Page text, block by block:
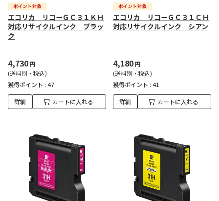
エコリカ リコーＧＣ３１ＫＨ
対応リサイクルインク ブラッ
ク
4,730円
(送料別・税込)
獲得ポイント : 47
詳細 カートに入れる
エコリカ リコーＧＣ３１ＣＨ
対応リサイクルインク シアン
4,180円
(送料別・税込)
獲得ポイント : 41
詳細 カートに入れる